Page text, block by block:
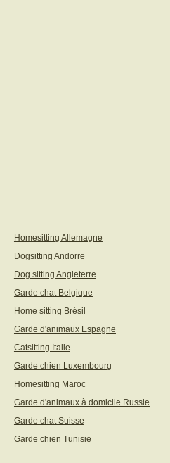
Homesitting Allemagne
Dogsitting Andorre
Dog sitting Angleterre
Garde chat Belgique
Home sitting Brésil
Garde d'animaux Espagne
Catsitting Italie
Garde chien Luxembourg
Homesitting Maroc
Garde d'animaux à domicile Russie
Garde chat Suisse
Garde chien Tunisie